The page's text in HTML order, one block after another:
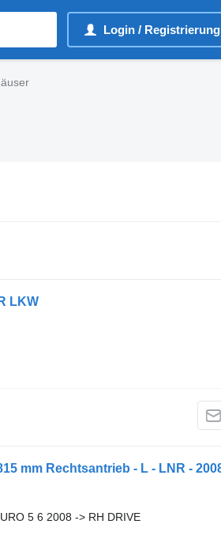
Login / Registrierung
LKW
5 6 2008 -> RH DRIVE